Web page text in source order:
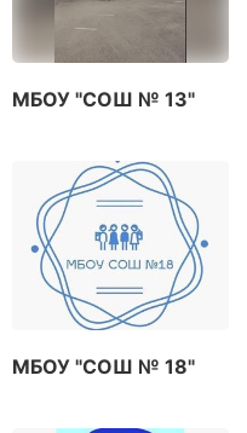
МБОУ "СОШ № 13"
МБОУ "СОШ № 18"